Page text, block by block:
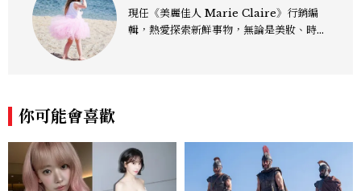
現任《美麗佳人 Marie Claire》行銷編
輯，熱愛探索新鮮事物，無論是美妝、時
你可能會喜歡